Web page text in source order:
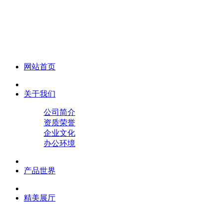
网站首页
关于我们
公司简介
资质荣誉
企业文化
办公环境
产品世界
精美展厅